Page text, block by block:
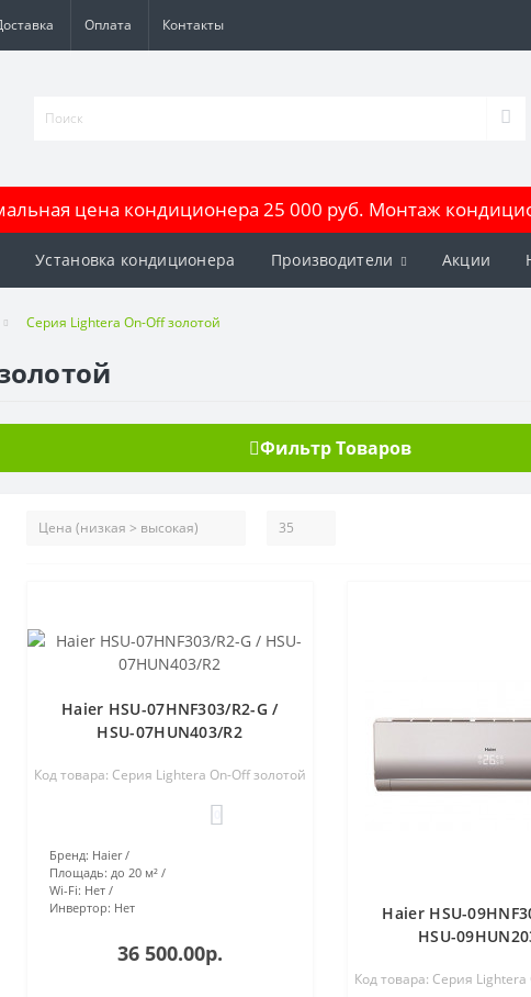
Оплата Контакты
цена кондиционера 25 000 руб. Монтаж
Установка кондиционера Производители Акции
Серия Lightera On-Off золотой
Фильтр Товаров
Haier HSU-07HNF303/R2-G /
HSU-07HUN403/R2
Код товара: Серия Lightera On-Off золотой
Бренд: Haier
Площадь: до 20 м²
Wi-Fi: Нет
Инвертор: Нет
36 500.00р.
Haier HSU-
HSU-
Код товара: Серия Lightera